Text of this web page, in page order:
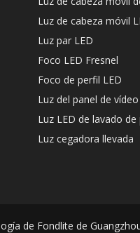
Luz de cabeza móvil
Luz par LED
Foco LED Fresnel
Foco de perfil LED
Luz del panel de
Luz LED de lavado de
Luz cegadora llevada
de Fondlite de